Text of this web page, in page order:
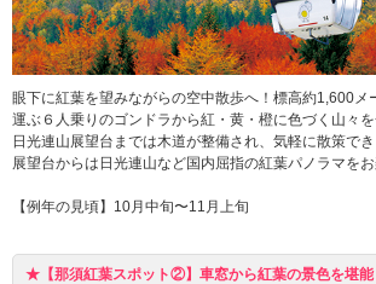
眼下に紅葉を望みながらの空中散歩へ！標高約1,600メ
運ぶ６人乗りのゴンドラから紅・黄・橙に色づく山々を
日光連山展望台までは木道が整備され、気軽に散策でき
展望台からは日光連山など国内屈指の紅葉パノラマを
【例年の見頃】10月中旬〜11月上旬
★【那須紅葉スポット②】車窓から紅葉の景色を堪能